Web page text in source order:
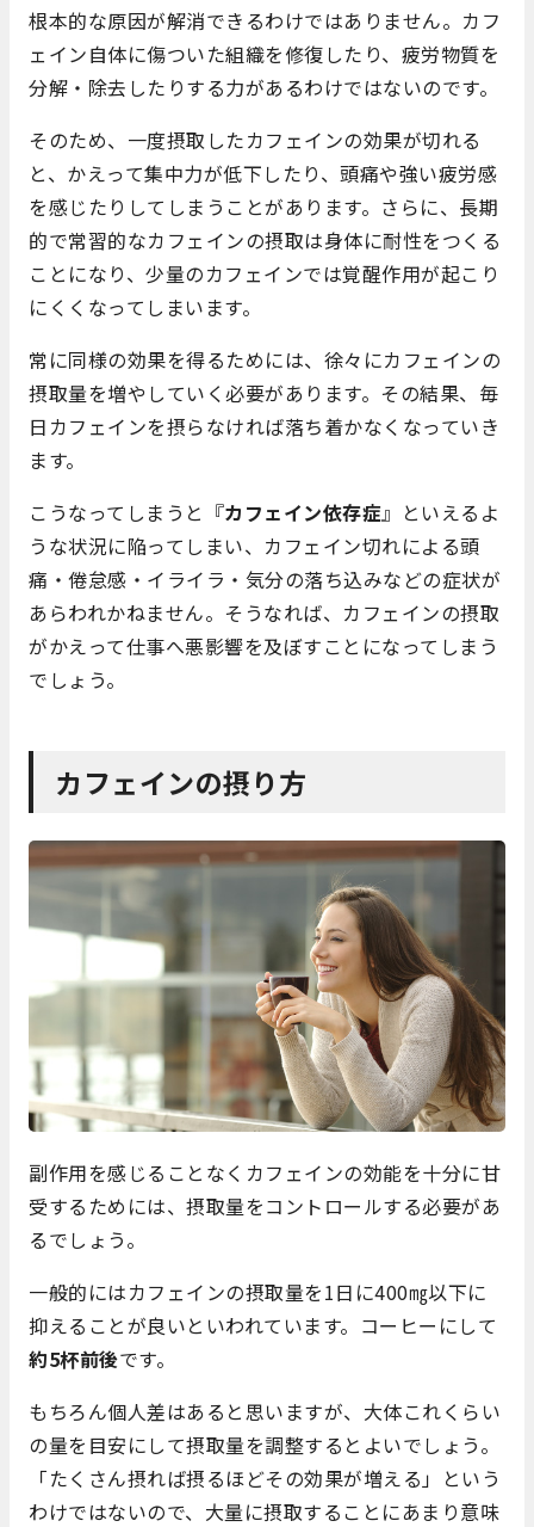
根本的な原因が解消できるわけではありません。カフ
ェイン自体に傷ついた組織を修復したり、疲労物質を
分解・除去したりする力があるわけではないのです。
そのため、一度摂取したカフェインの効果が切れる
と、かえって集中力が低下したり、頭痛や強い疲労感
を感じたりしてしまうことがあります。さらに、長期
的で常習的なカフェインの摂取は身体に耐性をつくる
ことになり、少量のカフェインでは覚醒作用が起こり
にくくなってしまいます。
常に同様の効果を得るためには、徐々にカフェインの
摂取量を増やしていく必要があります。その結果、毎
日カフェインを摂らなければ落ち着かなくなっていき
ます。
こうなってしまうと『カフェイン依存症』といえるよ
うな状況に陥ってしまい、カフェイン切れによる頭
痛・倦怠感・イライラ・気分の落ち込みなどの症状が
あらわれかねません。そうなれば、カフェインの摂取
がかえって仕事へ悪影響を及ぼすことになってしまう
でしょう。
カフェインの摂り方
副作用を感じることなくカフェインの効能を十分に甘
受するためには、摂取量をコントロールする必要があ
るでしょう。
一般的にはカフェインの摂取量を1日に400㎎以下に
抑えることが良いといわれています。コーヒーにして
約5杯前後です。
もちろん個人差はあると思いますが、大体これくらい
の量を目安にして摂取量を調整するとよいでしょう。
「たくさん摂れば摂るほどその効果が増える」という
わけではないので、大量に摂取することにあまり意味